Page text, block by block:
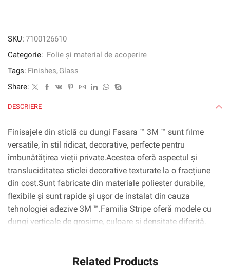
30
SKU: 7100126610
Categorie: Folie și material de acoperire
Tags: Finishes,Glass
Share:
DESCRIERE
Finisajele din sticlă cu dungi Fasara ™ 3M ™ sunt filme
versatile, în stil ridicat, decorative, perfecte pentru
îmbunătățirea vieții private.Acestea oferă aspectul și
transluciditatea sticlei decorative texturate la o fracțiune
din cost.Sunt fabricate din materiale poliester durabile,
flexibile și sunt rapide și ușor de instalat din cauza
tehnologiei adezive 3M ™.Familia Stripe oferă modele cu
dungi verticale de grosime, culoare și densitate diferită.
Related Products